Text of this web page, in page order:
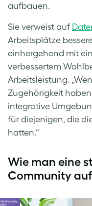
aufbauen.
Sie verweist auf
Arbeitsplätze
einhergehend mit
verbessertem
Arbeitsleistung.
Zugehörigkeit
integrative
für diejenigen, die
hatten.“
Wie man eine
Community